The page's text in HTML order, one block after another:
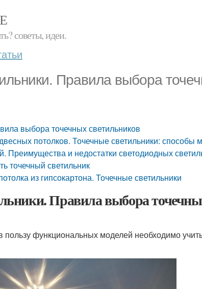
советы, идеи.
Правила выбора
выбора точечных светильников
потолков. Точечные светильники: способы
Преимущества и недостатки светодиодных
точечный светильник
из гипсокартона. Точечные светильники
Правила выбора
функциональных моделей необходимо